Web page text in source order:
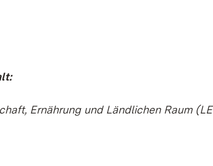
Ernährung und Ländlichen Raum
Fenster)